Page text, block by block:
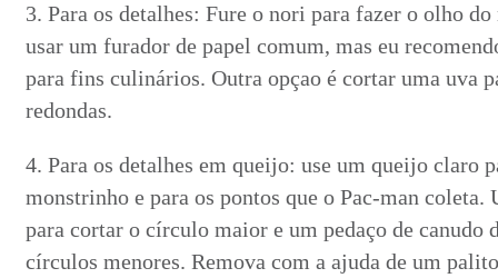
3. Para os detalhes: Fure o nori para fazer o olho
usar um furador de papel comum, mas eu
para fins culinários. Outra opçao é cortar uma uva
redondas.
4. Para os detalhes em queijo: use um queijo claro
monstrinho e para os pontos que o Pac-man
para cortar o círculo maior e um pedaço de canudo
círculos menores. Remova com a ajuda de um